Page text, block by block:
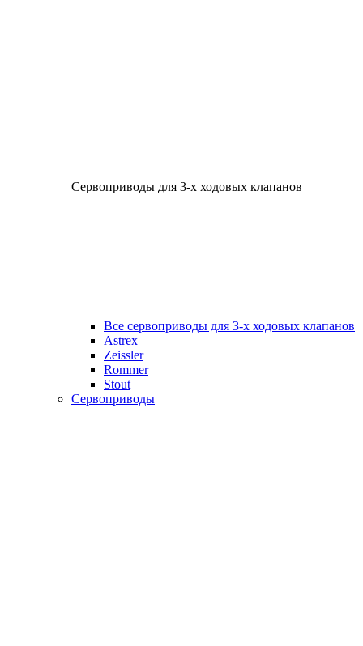
Сервоприводы для 3-х ходовых клапанов
Все сервоприводы для 3-х ходовых клапанов
Astrex
Zeissler
Rommer
Stout
Сервоприводы